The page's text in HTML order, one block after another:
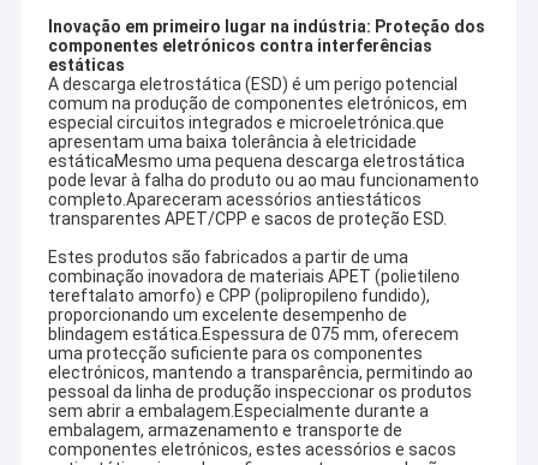
Inovação em primeiro lugar na indústria: Proteção dos
componentes eletrónicos contra interferências
estáticas
A descarga eletrostática (ESD) é um perigo potencial
comum na produção de componentes eletrónicos, em
especial circuitos integrados e microeletrónica.que
apresentam uma baixa tolerância à eletricidade
estáticaMesmo uma pequena descarga eletrostática
pode levar à falha do produto ou ao mau funcionamento
completo.Apareceram acessórios antiestáticos
transparentes APET/CPP e sacos de proteção ESD.
Estes produtos são fabricados a partir de uma
combinação inovadora de materiais APET (polietileno
tereftalato amorfo) e CPP (polipropileno fundido),
proporcionando um excelente desempenho de
blindagem estática.Espessura de 075 mm, oferecem
uma protecção suficiente para os componentes
electrónicos, mantendo a transparência, permitindo ao
pessoal da linha de produção inspeccionar os produtos
sem abrir a embalagem.Especialmente durante a
embalagem, armazenamento e transporte de
componentes eletrónicos, estes acessórios e sacos